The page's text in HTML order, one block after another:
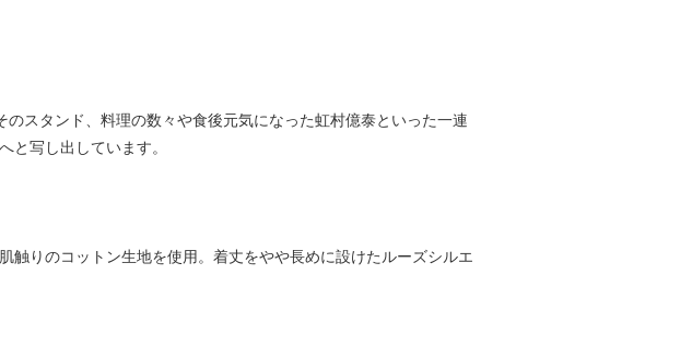
スタンド、料理の数々や食後元気になった虹村億泰といった一連
と写し出しています。
触りのコットン生地を使用。着丈をやや長めに設けたルーズシルエ